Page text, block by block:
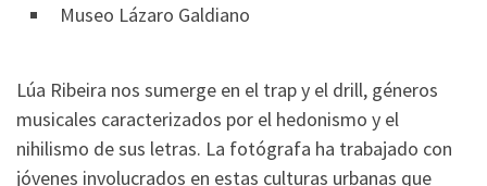
Museo Lázaro Galdiano
Lúa Ribeira nos sumerge en el trap y el drill, géneros
musicales caracterizados por el hedonismo y el
nihilismo de sus letras. La fotógrafa ha trabajado con
jóvenes involucrados en estas culturas urbanas que